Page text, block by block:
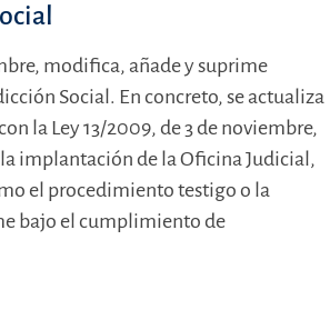
modifica, añade y suprime
Social. En concreto, se actualiza
la Ley 13/2009, de 3 de noviembre,
implantación de la Oficina Judicial,
el procedimiento testigo o la
bajo el cumplimiento de